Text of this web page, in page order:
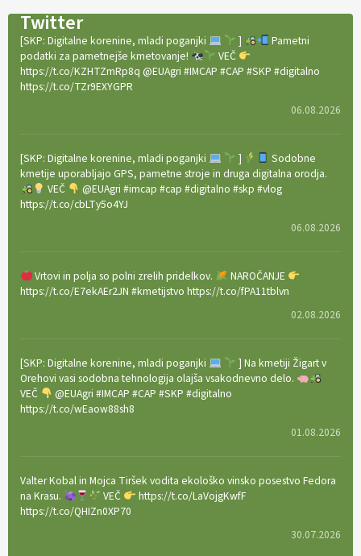
Twitter
[SKP: Digitalne korenine, mladi poganjki ]
Pametni
podatki za pametnejše kmetovanje!
VEČ
https://t.co/KZHTZmRp8q @EUAgri #IMCAP #CAP #SKP #digitalno
https://t.co/TZr9EXYGPR
06.08.2026
[SKP: Digitalne korenine, mladi poganjki ]
Sodobne
kmetije uporabljajo GPS, pametne stroje in druga digitalna orodja.
VEČ
@EUAgri #imcap #cap #digitalno #skp #vlog
https://t.co/cbLTy5o4YJ
06.08.2026
Vrtovi in polja so polni zrelih pridelkov.
NAROČANJE
https://t.co/E7ekAEr2JN #kmetijstvo https://t.co/fPA11tblvn
02.08.2026
[SKP: Digitalne korenine, mladi poganjki
] Na kmetiji Žigart v
Orehovi vasi sodobna tehnologija olajša vsakodnevno delo.
VEČ
@EUAgri #IMCAP #CAP #SKP #digitalno
https://t.co/wEaow88sh8
01.08.2026
Valter Kobal in Mojca Tiršek vodita ekološko vinsko posestvo Fedora
na Krasu.
VEČ
https://t.co/LaVojgKwfF
https://t.co/QHIZn0XP70
30.07.2026